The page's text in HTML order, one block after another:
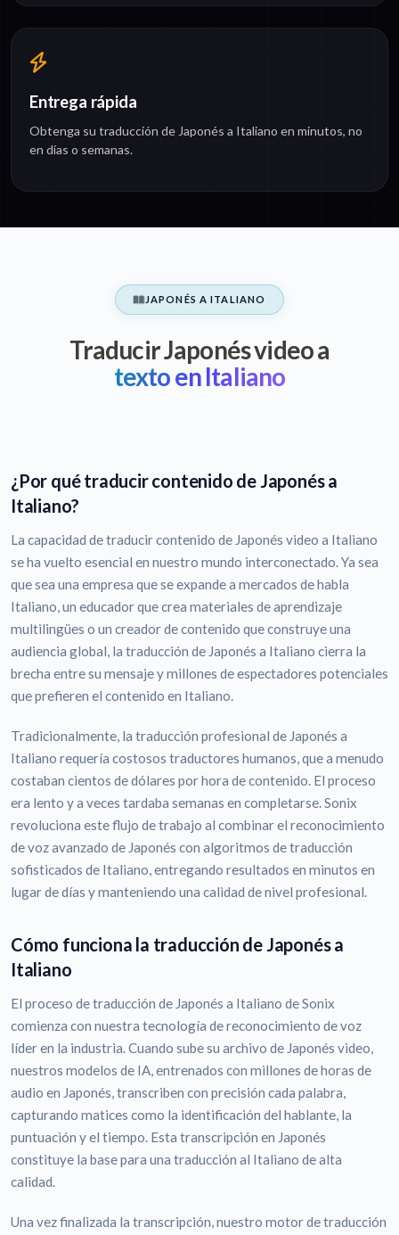
Entrega rápida
Obtenga su traducción de Japonés a Italiano en minutos, no
en días o semanas.
JAPONÉS A ITALIANO
Traducir Japonés video a
texto en Italiano
¿Por qué traducir contenido de Japonés a
Italiano?
La capacidad de traducir contenido de Japonés video a Italiano
se ha vuelto esencial en nuestro mundo interconectado. Ya sea
que sea una empresa que se expande a mercados de habla
Italiano, un educador que crea materiales de aprendizaje
multilingües o un creador de contenido que construye una
audiencia global, la traducción de Japonés a Italiano cierra la
brecha entre su mensaje y millones de espectadores potenciales
que prefieren el contenido en Italiano.
Tradicionalmente, la traducción profesional de Japonés a
Italiano requería costosos traductores humanos, que a menudo
costaban cientos de dólares por hora de contenido. El proceso
era lento y a veces tardaba semanas en completarse. Sonix
revoluciona este flujo de trabajo al combinar el reconocimiento
de voz avanzado de Japonés con algoritmos de traducción
sofisticados de Italiano, entregando resultados en minutos en
lugar de días y manteniendo una calidad de nivel profesional.
Cómo funciona la traducción de Japonés a
Italiano
El proceso de traducción de Japonés a Italiano de Sonix
comienza con nuestra tecnología de reconocimiento de voz
líder en la industria. Cuando sube su archivo de Japonés video,
nuestros modelos de IA, entrenados con millones de horas de
audio en Japonés, transcriben con precisión cada palabra,
capturando matices como la identificación del hablante, la
puntuación y el tiempo. Esta transcripción en Japonés
constituye la base para una traducción al Italiano de alta
calidad.
Una vez finalizada la transcripción, nuestro motor de traducción